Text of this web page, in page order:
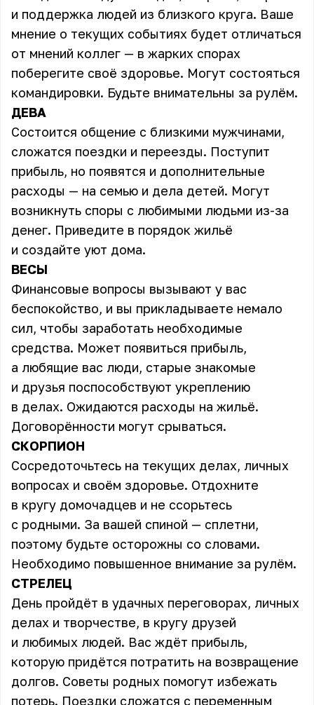
и поддержка людей из близкого круга. Ваше
мнение о текущих событиях будет отличаться
от мнений коллег — в жарких спорах
поберегите своё здоровье. Могут состояться
командировки. Будьте внимательны за рулём.
ДЕВА
Состоится общение с близкими мужчинами,
сложатся поездки и переезды. Поступит
прибыль, но появятся и дополнительные
расходы — на семью и дела детей. Могут
возникнуть споры с любимыми людьми из-за
денег. Приведите в порядок жильё
и создайте уют дома.
ВЕСЫ
Финансовые вопросы вызывают у вас
беспокойство, и вы прикладываете немало
сил, чтобы заработать необходимые
средства. Может появиться прибыль,
а любящие вас люди, старые знакомые
и друзья поспособствуют укреплению
в делах. Ожидаются расходы на жильё.
Договорённости могут срываться.
СКОРПИОН
Сосредоточьтесь на текущих делах, личных
вопросах и своём здоровье. Отдохните
в кругу домочадцев и не ссорьтесь
с родными. За вашей спиной — сплетни,
поэтому будьте осторожны со словами.
Необходимо повышенное внимание за рулём.
СТРЕЛЕЦ
День пройдёт в удачных переговорах, личных
делах и творчестве, в кругу друзей
и любимых людей. Вас ждёт прибыль,
которую придётся потратить на возвращение
долгов. Советы родных помогут избежать
потерь. Поездки сложатся с переменным